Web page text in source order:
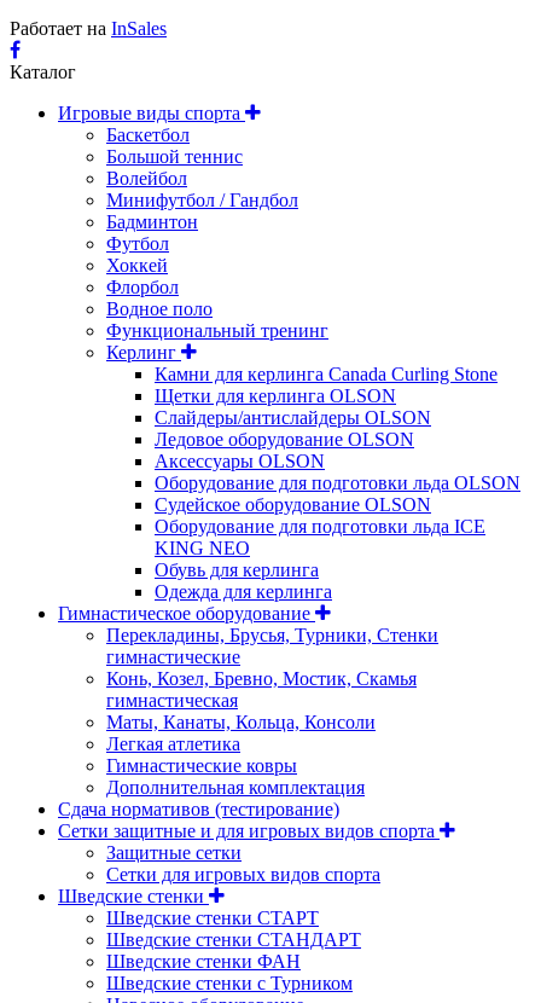
Работает на InSales
Каталог
Игровые виды спорта
Баскетбол
Большой теннис
Волейбол
Минифутбол / Гандбол
Бадминтон
Футбол
Хоккей
Флорбол
Водное поло
Функциональный тренинг
Керлинг
Камни для керлинга Canada Curling Stone
Щетки для керлинга OLSON
Слайдеры/антислайдеры OLSON
Ледовое оборудование OLSON
Аксессуары OLSON
Оборудование для подготовки льда OLSON
Судейское оборудование OLSON
Оборудование для подготовки льда ICE
KING NEO
Обувь для керлинга
Одежда для керлинга
Гимнастическое оборудование
Перекладины, Брусья, Турники, Стенки
гимнастические
Конь, Козел, Бревно, Мостик, Скамья
гимнастическая
Маты, Канаты, Кольца, Консоли
Легкая атлетика
Гимнастические ковры
Дополнительная комплектация
Сдача нормативов (тестирование)
Сетки защитные и для игровых видов спорта
Защитные сетки
Сетки для игровых видов спорта
Шведские стенки
Шведские стенки СТАРТ
Шведские стенки СТАНДАРТ
Шведские стенки ФАН
Шведские стенки с Турником